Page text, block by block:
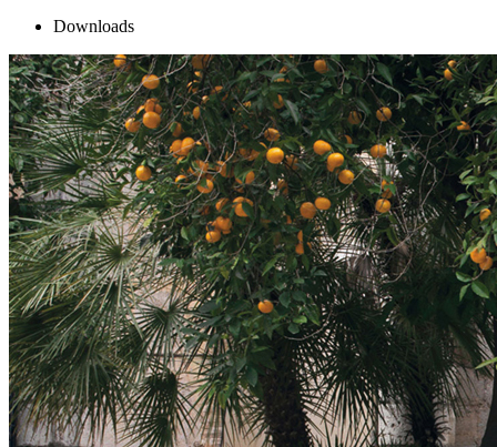
Downloads